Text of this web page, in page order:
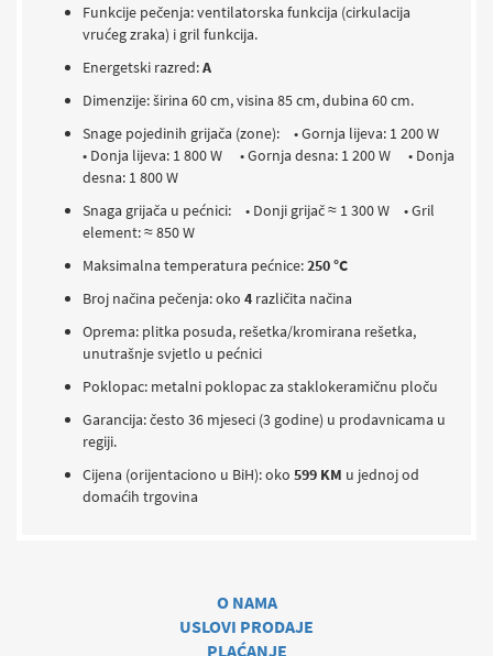
Funkcije pečenja: ventilatorska funkcija (cirkulacija
vrućeg zraka) i gril funkcija.
Energetski razred:A
Dimenzije: širina 60 cm, visina 85 cm, dubina 60 cm.
Snage pojedinih grijača (zone): • Gornja lijeva: 1 200 W
• Donja lijeva: 1 800 W
• Gornja desna: 1 200 W
• Donja
desna: 1 800 W
Snaga grijača u pećnici: • Donji grijač ≈ 1 300 W • Gril
element: ≈ 850 W
Maksimalna temperatura pećnice:250 °C
Broj načina pečenja: oko 4 različita načina
Oprema: plitka posuda, rešetka/kromirana rešetka,
unutrašnje svjetlo u pećnici
Poklopac: metalni poklopac za staklokeramičnu ploču
Garancija: često 36 mjeseci (3 godine) u prodavnicama u
regiji.
Cijena (orijentaciono u BiH): oko 599 KM u jednoj od
domaćih trgovina
O NAMA
USLOVI PRODAJE
PLAĆANJE